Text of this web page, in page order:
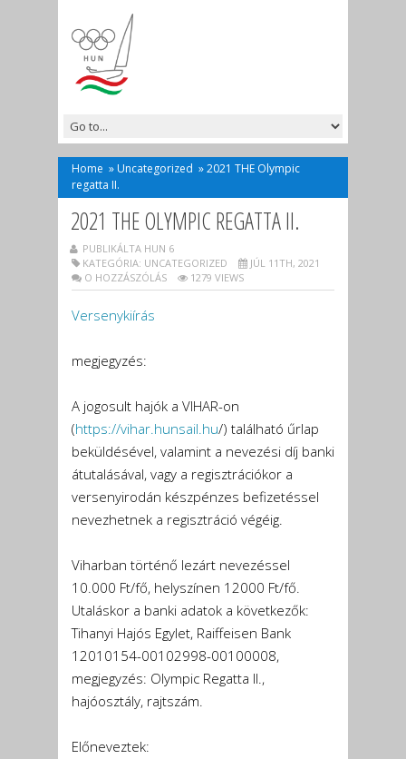
Home » Uncategorized »2021 THE Olympic
regatta II.
2021 THE OLYMPIC REGATTA II.
PUBLIKÁLTA HUN 6
KATEGÓRIA: UNCATEGORIZED
JÚL 11TH, 2021
O HOZZÁSZÓLÁS
1279 VIEWS
Versenykiírás
megjegyzés:
A jogosult hajók a VIHAR-on
(https://vihar.hunsail.hu/) található űrlap
beküldésével, valamint a nevezési díj banki
átutalásával, vagy a regisztrációkor a
versenyirodán készpénzes befizetéssel
nevezhetnek a regisztráció végéig.
Viharban történő lezárt nevezéssel
10.000 Ft/fő, helyszínen 12000 Ft/fő.
Utaláskor a banki adatok a következők:
Tihanyi Hajós Egylet, Raiffeisen Bank
12010154-00102998-00100008,
megjegyzés: Olympic Regatta II.,
hajóosztály, rajtszám.
Előneveztek: